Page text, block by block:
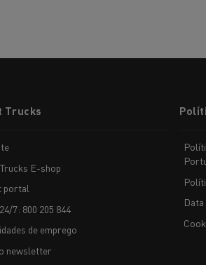
Trucks
E-shop
portal
7: 800 205 844
de emprego
newsletter